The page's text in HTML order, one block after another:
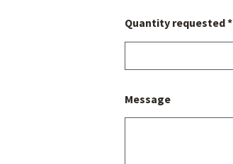
Quantity requested *
Message